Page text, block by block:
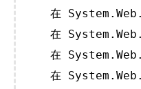
在
在
在
在